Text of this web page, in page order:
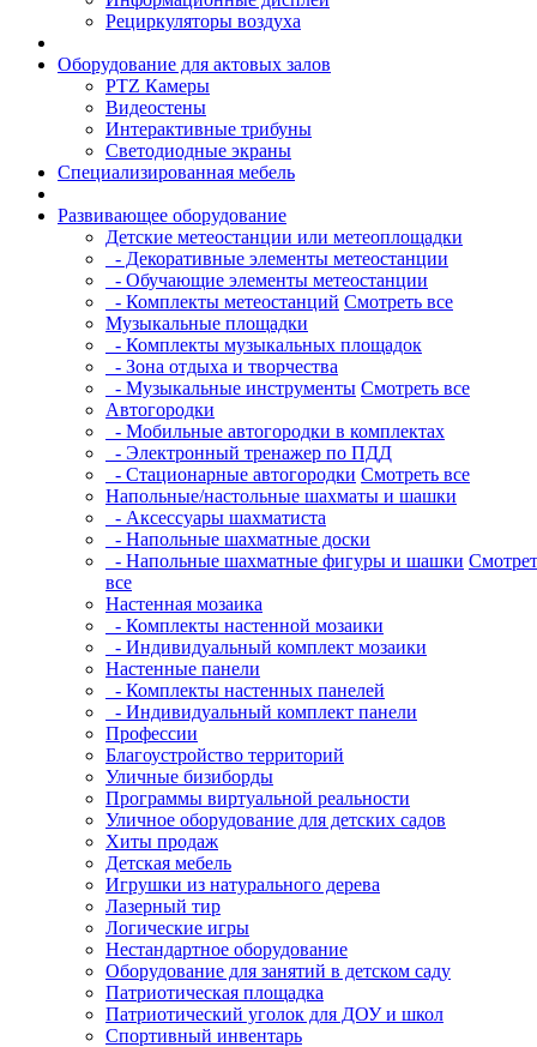
Рециркуляторы воздуха
Оборудование для актовых залов
PTZ Камеры
Видеостены
Интерактивные трибуны
Светодиодные экраны
Специализированная мебель
Развивающее оборудование
Детские метеостанции или метеоплощадки
- Декоративные элементы метеостанции
- Обучающие элементы метеостанции
- Комплекты метеостанций Смотреть все
Музыкальные площадки
- Комплекты музыкальных площадок
- Зона отдыха и творчества
- Музыкальные инструменты Смотреть все
Автогородки
- Мобильные автогородки в комплектах
- Электронный тренажер по ПДД
- Стационарные автогородки Смотреть все
Напольные/настольные шахматы и шашки
- Аксессуары шахматиста
- Напольные шахматные доски
- Напольные шахматные фигуры и шашки
все
Настенная мозаика
- Комплекты настенной мозаики
- Индивидуальный комплект мозаики
Настенные панели
- Комплекты настенных панелей
- Индивидуальный комплект панели
Профессии
Благоустройство территорий
Уличные бизиборды
Программы виртуальной реальности
Уличное оборудование для детских садов
Хиты продаж
Детская мебель
Игрушки из натурального дерева
Лазерный тир
Логические игры
Нестандартное оборудование
Оборудование для занятий в детском саду
Патриотическая площадка
Патриотический уголок для ДОУ и школ
Спортивный инвентарь